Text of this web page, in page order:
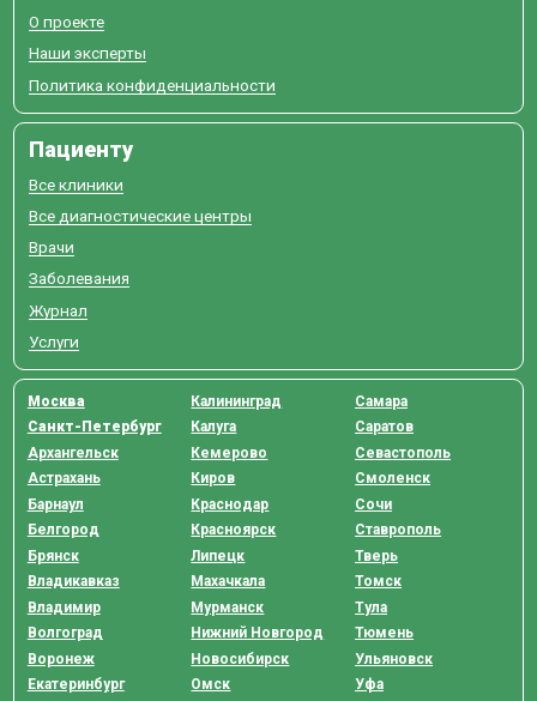
О проекте
Наши эксперты
Политика конфиденциальности
Пациенту
Все клиники
Все диагностические центры
Врачи
Заболевания
Журнал
Услуги
Москва
Санкт-Петербург
Архангельск
Астрахань
Барнаул
Белгород
Брянск
Владикавказ
Владимир
Волгоград
Воронеж
Екатеринбург
Калининград
Калуга
Кемерово
Киров
Краснодар
Красноярск
Липецк
Махачкала
Мурманск
Нижний Новгород
Новосибирск
Омск
Самара
Саратов
Севастополь
Смоленск
Сочи
Ставрополь
Тверь
Томск
Тула
Тюмень
Ульяновск
Уфа